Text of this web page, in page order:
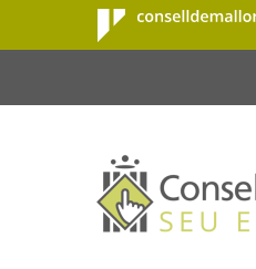
Salta al contingut principal
Consell de
Mallorca